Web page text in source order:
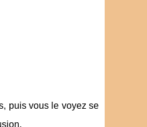
puis vous le voyez se